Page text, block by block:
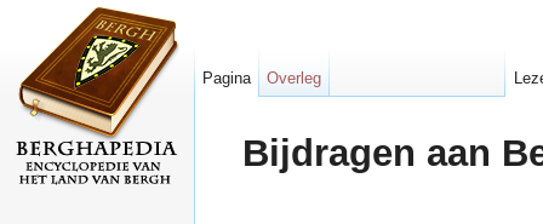
Bijdragen aan
Pagina Overleg